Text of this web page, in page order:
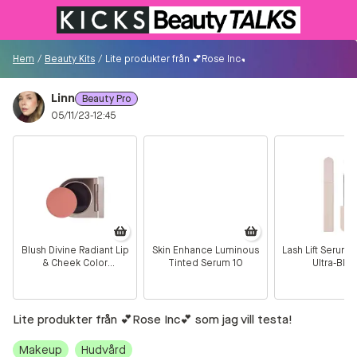
Till KICKS.se
Besökare
Sök i communityt...
👋
Hem / Beauty Kits / Lite produkter från 💕Rose Inc💕 som jag vill testa!
Linn Beauty Pro
05/11/23-12:45
Blush Divine Radiant Lip
& Cheek Color
Skin Enhance Luminous
Tinted Serum 10
Lash Lift Serum
Ultra-
Lite produkter från 💕Rose Inc💕 som jag vill testa!
Makeup
Hudvård